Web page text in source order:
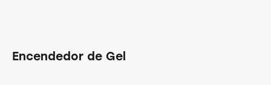
Encendedor de Gel